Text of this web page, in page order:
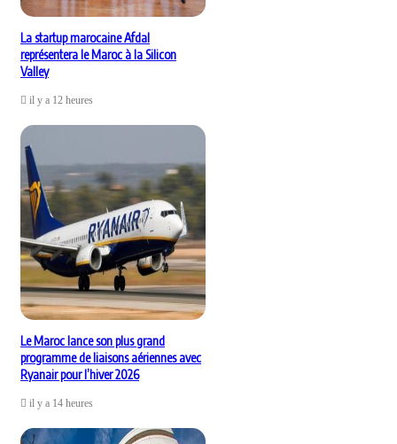
La startup marocaine Afdal
représentera le Maroc à la Silicon
Valley
il y a 12 heures
Le Maroc lance son plus grand
programme de liaisons aériennes avec
Ryanair pour l’hiver 2026
il y a 14 heures